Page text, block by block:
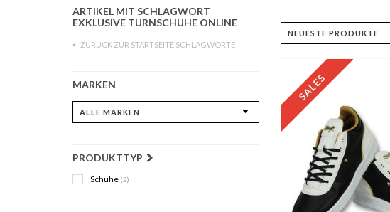
ARTIKEL MIT SCHLAGWORT
EXKLUSIVE TURNSCHUHE ONLINE
ZURÜCK ZUR STARTSEITE SCHLAGWORTE
MARKEN
PRODUKTTYP
Schuhe (2)